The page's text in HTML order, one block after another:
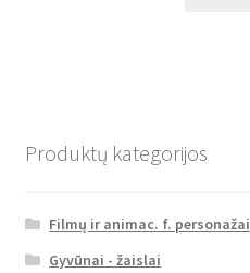
Produktų kategorijos
Filmų ir animac. f. personažai
Gyvūnai - žaislai